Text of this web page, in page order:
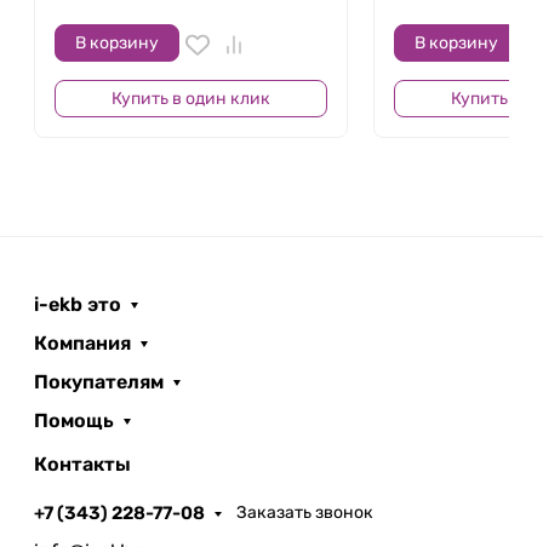
В корзину
Купить в один клик
В корзину
Купить в
i-ekb это
Компания
Покупателям
Помощь
Контакты
+7 (343) 228-77-08 Заказать звонок